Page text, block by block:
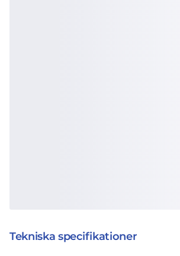
Tekniska specifikationer